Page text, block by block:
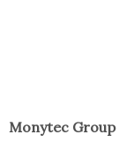
Monytec Group